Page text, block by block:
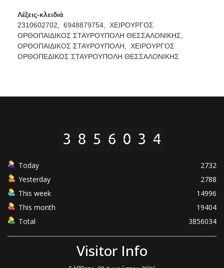
Λέξεις-κλειδιά
2310602702,
6948879754,
ΧΕΙΡΟΥΡΓΟΣ
ΟΡΘΟΠΑΙΔΙΚΟΣ ΣΤΑΥΡΟΥΠΟΛΗ ΘΕΣΣΑΛΟΝΙΚΗΣ,
ΟΡΘΟΠΑΙΔΙΚΟΣ ΣΤΑΥΡΟΥΠΟΛΗ,
ΧΕΙΡΟΥΡΓΟΣ
ΟΡΘΟΠΕΔΙΚΟΣ ΣΤΑΥΡΟΥΠΟΛΗ ΘΕΣΣΑΛΟΝΙΚΗΣ
Today
2732
Yesterday
2788
This week
14996
This month
19404
Total
3856034
Visitor Info